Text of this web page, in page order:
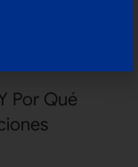
Por Qué